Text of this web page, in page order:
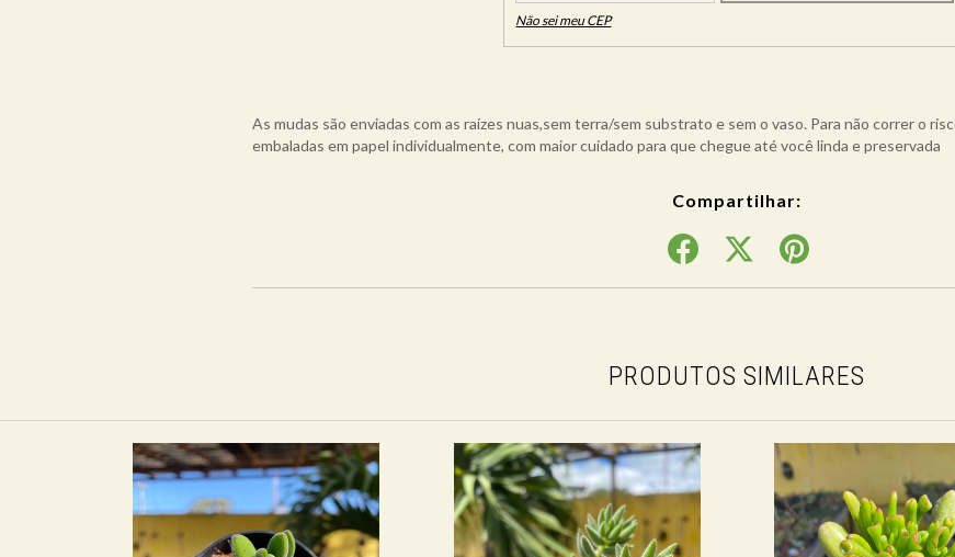
Não sei meu CEP
As mudas são enviadas com as raízes nuas,sem terra/sem substrato e sem o vaso. Para não correr o
embaladas em papel individualmente, com maior cuidado para que chegue até você linda e preservada
Compartilhar:
PRODUTOS SIMILARES